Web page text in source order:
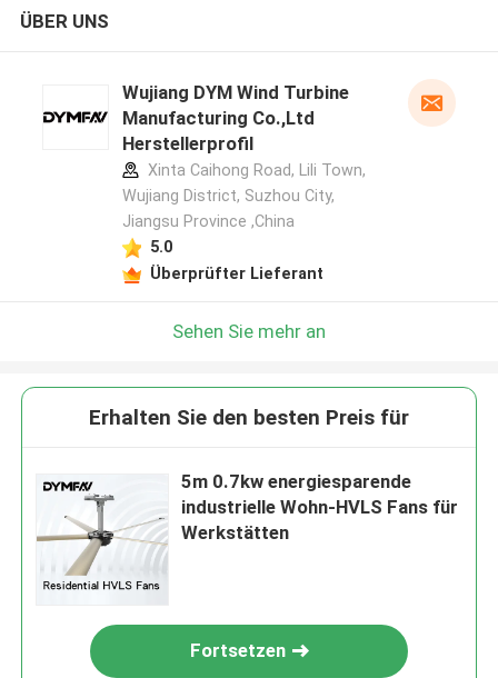
ÜBER UNS
Wujiang DYM Wind Turbine
Manufacturing Co.,Ltd
Herstellerprofil
Xinta Caihong Road, Lili Town,
Wujiang District, Suzhou City,
Jiangsu Province ,China
5.0
Überprüfter Lieferant
Sehen Sie mehr an
Erhalten Sie den besten Preis für
5m 0.7kw energiesparende
industrielle Wohn-HVLS Fans für
Werkstätten
Fortsetzen